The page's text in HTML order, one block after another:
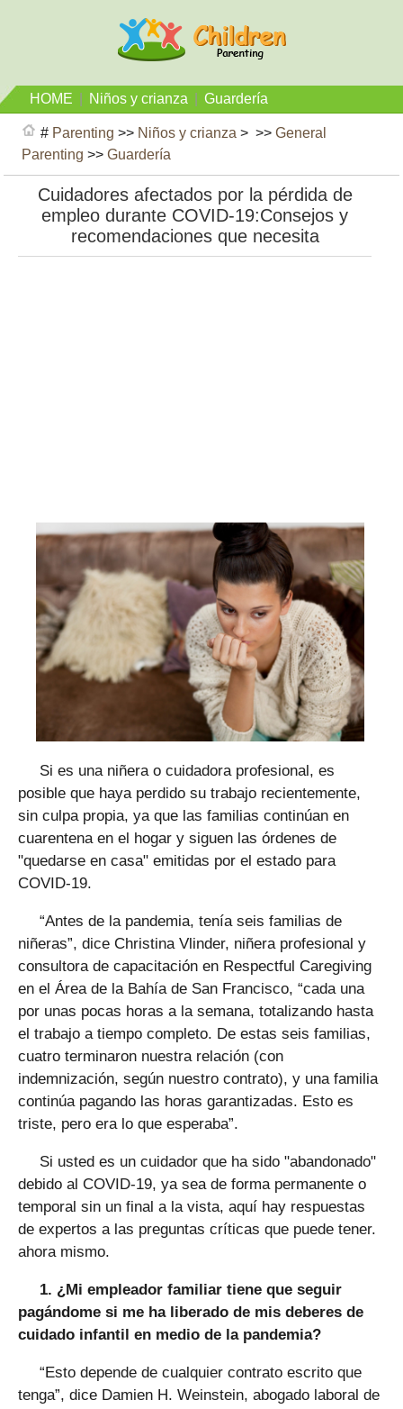
HOME Niños y crianza Guardería
# Parenting >> Niños y crianza > >>General
Parenting >>Guardería
Cuidadores afectados por la pérdida de
empleo durante COVID-19:Consejos y
recomendaciones que necesita
Si es una niñera o cuidadora profesional, es
posible que haya perdido su trabajo recientemente,
sin culpa propia, ya que las familias continúan en
cuarentena en el hogar y siguen las órdenes de
"quedarse en casa" emitidas por el estado para
COVID-19.
“Antes de la pandemia, tenía seis familias de
niñeras”, dice Christina Vlinder, niñera profesional y
consultora de capacitación en Respectful Caregiving
en el Área de la Bahía de San Francisco, “cada una
por unas pocas horas a la semana, totalizando hasta
el trabajo a tiempo completo. De estas seis familias,
cuatro terminaron nuestra relación (con
indemnización, según nuestro contrato), y una familia
continúa pagando las horas garantizadas. Esto es
triste, pero era lo que esperaba”.
Si usted es un cuidador que ha sido "abandonado"
debido al COVID-19, ya sea de forma permanente o
temporal sin un final a la vista, aquí hay respuestas
de expertos a las preguntas críticas que puede tener.
ahora mismo.
1. ¿Mi empleador familiar tiene que seguir
pagándome si me ha liberado de mis deberes de
cuidado infantil en medio de la pandemia?
“Esto depende de cualquier contrato escrito que
tenga”, dice Damien H. Weinstein, abogado laboral de